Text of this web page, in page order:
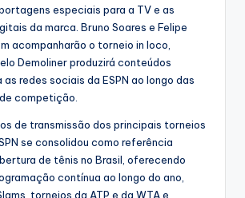
especiais para a TV e as
da marca. Bruno Soares e Felipe
acompanharão o torneio in loco,
Demoliner produzirá conteúdos
redes sociais da ESPN ao longo das
competição.
de transmissão dos principais torneios
se consolidou como referência
de tênis no Brasil, oferecendo
contínua ao longo do ano,
torneios da ATP e da WTA e